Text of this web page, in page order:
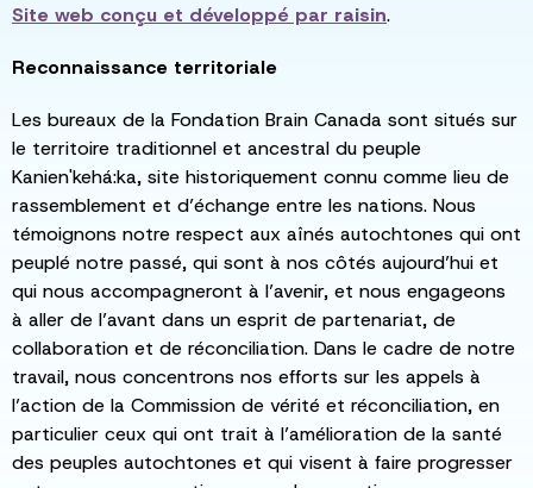
Site web conçu et développé par raisin.
Reconnaissance territoriale
Les bureaux de la Fondation Brain Canada sont situés sur
le territoire traditionnel et ancestral du peuple
Kanien'kehá:ka, site historiquement connu comme lieu de
rassemblement et d’échange entre les nations. Nous
témoignons notre respect aux aînés autochtones qui ont
peuplé notre passé, qui sont à nos côtés aujourd’hui et
qui nous accompagneront à l’avenir, et nous engageons
à aller de l’avant dans un esprit de partenariat, de
collaboration et de réconciliation. Dans le cadre de notre
travail, nous concentrons nos efforts sur les appels à
l’action de la Commission de vérité et réconciliation, en
particulier ceux qui ont trait à l’amélioration de la santé
des peuples autochtones et qui visent à faire progresser